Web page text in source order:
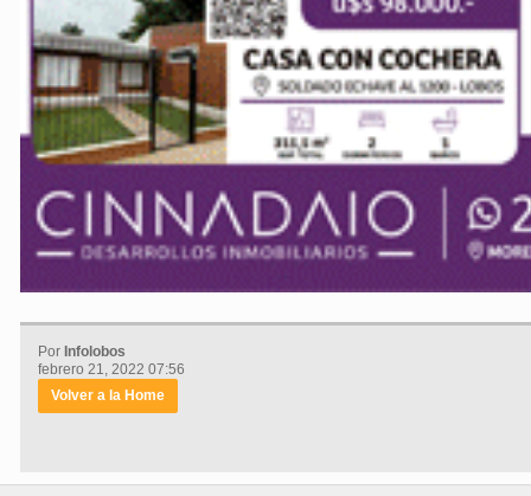
Por Infolobos
febrero 21, 2022 07:56
Volver a la Home